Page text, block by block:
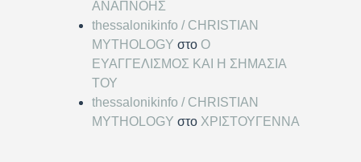
ΑΝΑΠΝΟΗΣ
thessalonikinfo / CHRISTIAN
MYTHOLOGY στο Ο
ΕΥΑΓΓΕΛΙΣΜΟΣ ΚΑΙ Η ΣΗΜΑΣΙΑ
ΤΟΥ
thessalonikinfo / CHRISTIAN
MYTHOLOGY στο ΧΡΙΣΤΟΥΓΕΝΝΑ